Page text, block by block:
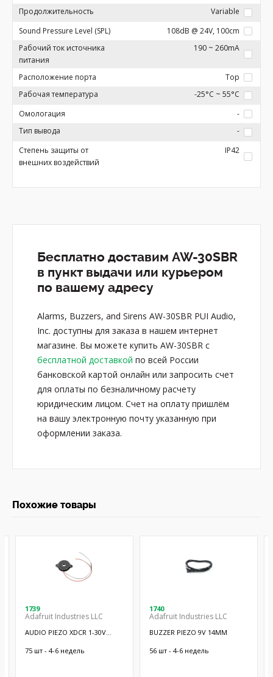
Продолжительность
Variable
Sound Pressure Level (SPL)
108dB @ 24V, 100cm
Рабочий ток источника
питания
190 ~ 260mA
Расположение порта
Top
Рабочая температура
-25°C ~ 55°C
Омологация
-
Тип вывода
-
Степень защиты от
внешних воздействий
IP42
Бесплатно доставим AW-30SBR
в пункт выдачи или курьером
по вашему адресу
Alarms, Buzzers, and Sirens AW-30SBR PUI Audio,
Inc. доступны для заказа в нашем интернет
магазине. Вы можете купить AW-30SBR с
бесплатной доставкой по всей России
банковской картой онлайн или запросить счет
для оплаты по безналичному расчету
юридическим лицом. Счет на оплату пришлём
на вашу электронную почту указанную при
оформлении заказа.
Похожие товары
1739
Adafruit Industries LLC
AUDIO PIEZO XDCR 1-30V
75 шт - 4-6 недель
1740
Adafruit Industries LLC
BUZZER PIEZO 9V 14MM
56 шт - 4-6 недель